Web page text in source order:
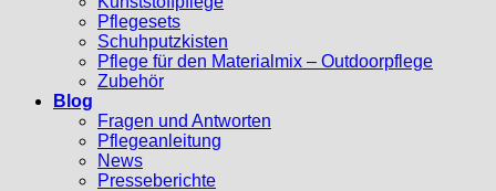
Pflegesets
Schuhputzkisten
Pflege für den Materialmix – Outdoorpflege
Zubehör
Blog
Fragen und Antworten
Pflegeanleitung
News
Presseberichte